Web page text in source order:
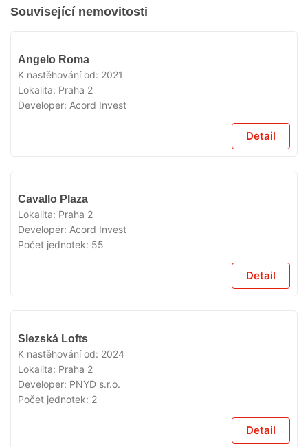
Související nemovitosti
Angelo Roma
K nastěhování od: 2021
Lokalita: Praha 2
Developer: Acord Invest
Detail
Cavallo Plaza
Lokalita: Praha 2
Developer: Acord Invest
Počet jednotek: 55
Detail
Slezská Lofts
K nastěhování od: 2024
Lokalita: Praha 2
Developer: PNYD s.r.o.
Počet jednotek: 2
Detail